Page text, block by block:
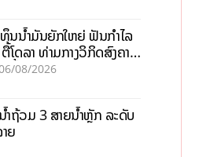
ນນ້ຳມັນຍັກໃຫຍ່ ຟັນກຳໄລ
ໂດລາ ທ່າມກາງວິກິດສົງຄາມ
ນໍ້າມັນແພງ
08/2026
າຖ້ວມ 3 ສາຍນໍ້າຫຼັກ ລະດັບ
ຍ